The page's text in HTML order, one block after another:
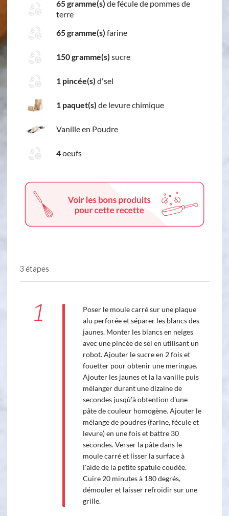
65 gramme(s) de fécule de pommes de
terre
65 gramme(s) farine
150 gramme(s) sucre
1 pincée(s) d'sel
1 paquet(s) de levure chimique
Vanille en Poudre
4oeufs
3 étapes
1
Poser le moule carré sur une plaque
alu perforée et séparer les blancs des
jaunes. Monter les blancs en neiges
avec une pincée de sel en utilisant un
robot. Ajouter le sucre en 2 fois et
fouetter pour obtenir une meringue.
Ajouter les jaunes et la la vanille puis
mélanger durant une dizaine de
secondes jusqù'à obtention d'une
pâte de couleur homogène. Ajouter le
mélange de poudres (farine, fécule et
levure) en une fois et battre 30
secondes. Verser la pâte dans le
moule carré et lisser la surface à
l'aide de la petite spatule coudée.
Cuire 20 minutes à 180 degrés,
démouler et laisser refroidir sur une
grille.